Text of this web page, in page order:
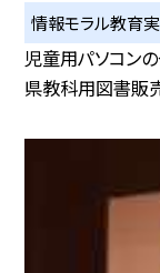
情報モラル教育実
児童用パソコン
県教科用図書販